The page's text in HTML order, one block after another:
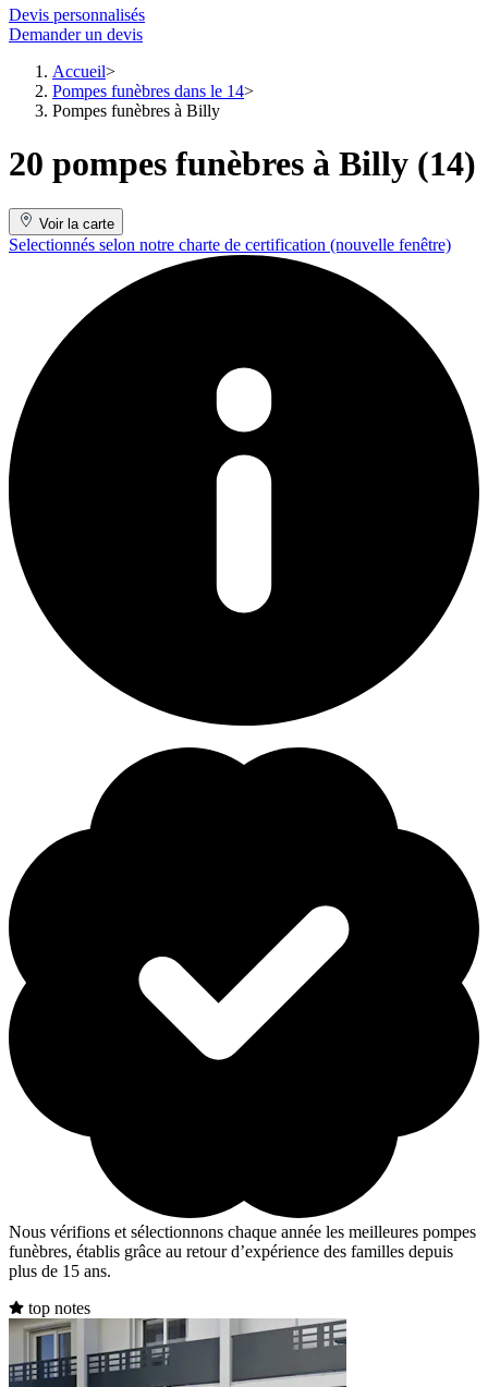
Devis personnalisés
Demander un devis
Accueil
Pompes funèbres dans le 14
Pompes funèbres à Billy
20 pompes funèbres à Billy (14)
Voir la carte
Selectionnés selon notre charte de certification (nouvelle fenêtre)
Nous vérifions et sélectionnons chaque année les meilleures pompes
funèbres, établis grâce au retour d’expérience des familles depuis
plus de 15 ans.
top notes